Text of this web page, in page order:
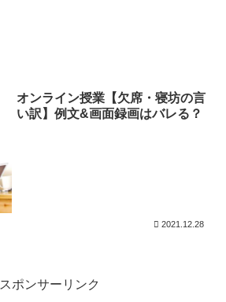
オンライン授業【欠席・寝坊の言
い訳】例文&画面録画はバレる？
2021.12.28
スポンサーリンク